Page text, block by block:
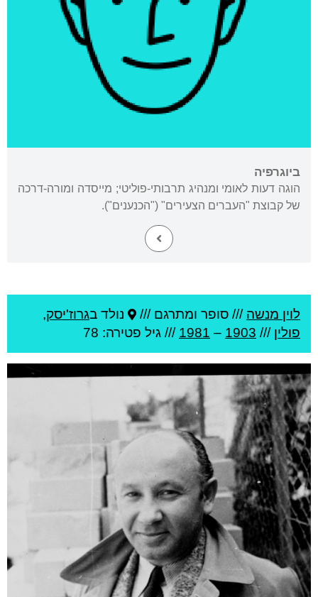
ביוגרפיה
הוגה דעות לאומי ומנהיג תרבותי-פוליטי; מייסדה ומורה-דרכה
של קבוצת "העברים הצעירים" ("הכנענים").
לוין מנשה /// סופר ומתרגם /// נולד בגרוז'יסק,
פולין ///
1903
–
1981 /// גיל פטירה: 78